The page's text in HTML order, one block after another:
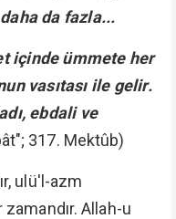
da fazla...
içinde ümmete her
vasıtası ile gelir.
ebdali ve
317. Mektûb)
ulü'l-azm
Allah-u